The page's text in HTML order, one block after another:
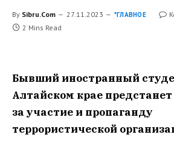
By Sibru.Com 27.11.2023 *ГЛАВНОЕ
2 Mins Read
Бывший иностранный
Алтайском крае
за участие и пропаганду
террористической